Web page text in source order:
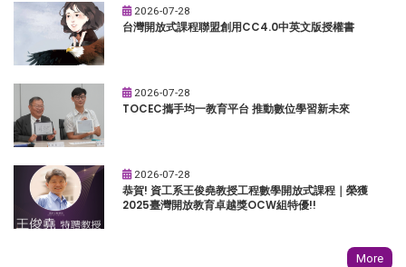
2026-07-28
台灣開放式課程聯盟創用CC4.0中英文版授權書
2026-07-28
TOCEC攜手均一教育平台 推動數位學習新未來
2026-07-28
恭賀! 資工系王俊堯教授工程數學開放式課程｜榮獲
2025臺灣開放教育卓越獎OCW組特優!!
More